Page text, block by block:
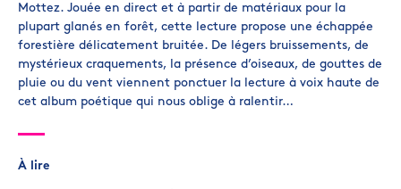
Mottez. Jouée en direct et à partir de matériaux pour la
plupart glanés en forêt, cette lecture propose une échappée
forestière délicatement bruitée. De légers bruissements, de
mystérieux craquements, la présence d’oiseaux, de gouttes de
pluie ou du vent viennent ponctuer la lecture à voix haute de
cet album poétique qui nous oblige à ralentir…
À lire